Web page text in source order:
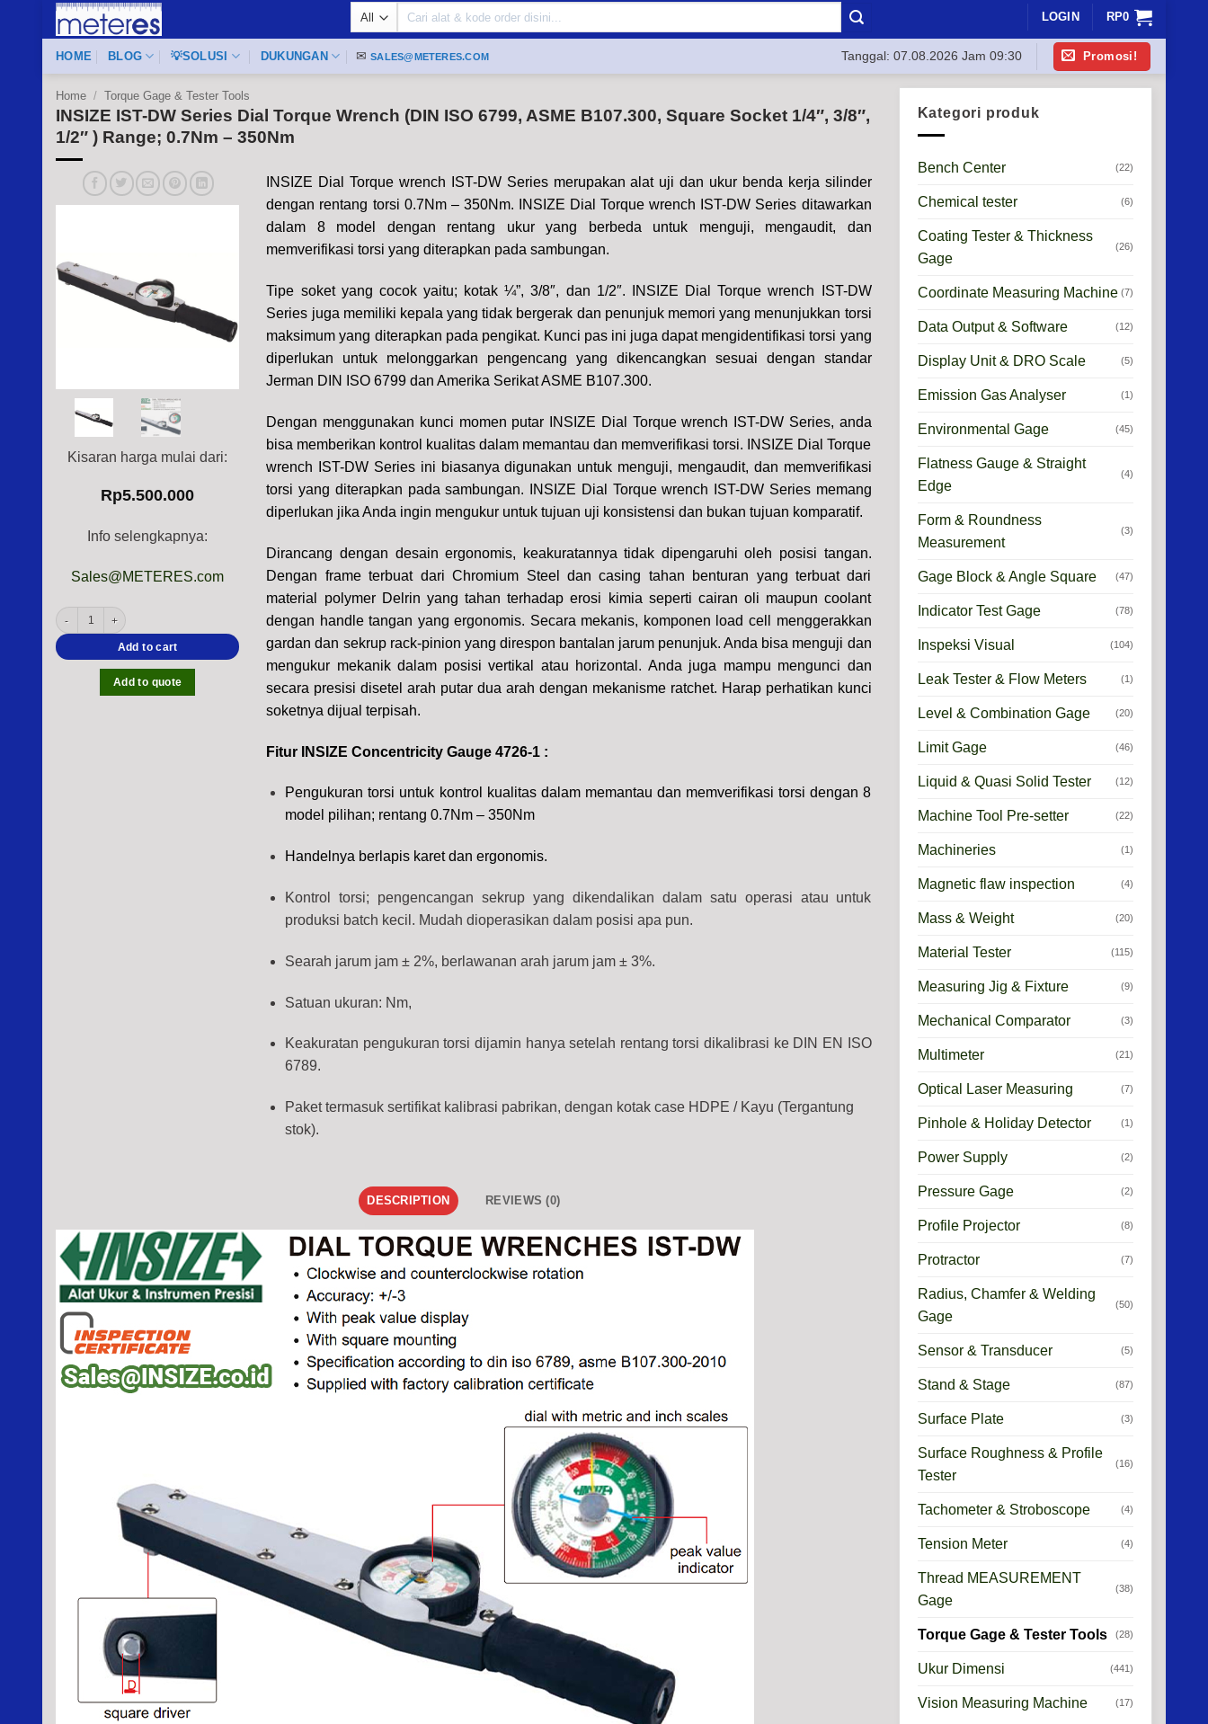
Skip
content
LOGIN RP0
HOME BLOG 💡SOLUSI DUKUNGAN ✉SALES@METERES.COM Tanggal: 07.08.2026 Jam 09:30 Promosi!
Home / Torque Gage & Tester Tools
INSIZE IST-DW Series Dial Torque Wrench (DIN ISO 6799, ASME B107.300, Square Socket 1/4″, 3/8″,
1/2″ ) Range; 0.7Nm – 350Nm
Kisaran harga mulai dari:
Rp5.500.000
Info selengkapnya:
Sales@METERES.com
INSIZE IST-DW Series Dial Torque Wrench (DIN ISO 6799, ASME B107.300, Square Socket 1/4", 3/8", 1/2" ) Range; 0.7Nm - 350Nm quantity
Add to cart
Add to quote
INSIZE Dial Torque wrench IST-DW Series merupakan alat uji dan ukur benda kerja silinder
dengan rentang torsi 0.7Nm – 350Nm. INSIZE Dial Torque wrench IST-DW Series ditawarkan
dalam 8 model dengan rentang ukur yang berbeda untuk menguji, mengaudit, dan
memverifikasi torsi yang diterapkan pada sambungan.
Tipe soket yang cocok yaitu; kotak ¼”, 3/8″, dan 1/2″. INSIZE Dial Torque wrench IST-DW
Series juga memiliki kepala yang tidak bergerak dan penunjuk memori yang menunjukkan torsi
maksimum yang diterapkan pada pengikat. Kunci pas ini juga dapat mengidentifikasi torsi yang
diperlukan untuk melonggarkan pengencang yang dikencangkan sesuai dengan standar
Jerman DIN ISO 6799 dan Amerika Serikat ASME B107.300.
Dengan menggunakan kunci momen putar INSIZE Dial Torque wrench IST-DW Series, anda
bisa memberikan kontrol kualitas dalam memantau dan memverifikasi torsi. INSIZE Dial Torque
wrench IST-DW Series ini biasanya digunakan untuk menguji, mengaudit, dan memverifikasi
torsi yang diterapkan pada sambungan. INSIZE Dial Torque wrench IST-DW Series memang
diperlukan jika Anda ingin mengukur untuk tujuan uji konsistensi dan bukan tujuan komparatif.
Dirancang dengan desain ergonomis, keakuratannya tidak dipengaruhi oleh posisi tangan.
Dengan frame terbuat dari Chromium Steel dan casing tahan benturan yang terbuat dari
material polymer Delrin yang tahan terhadap erosi kimia seperti cairan oli maupun coolant
dengan handle tangan yang ergonomis. Secara mekanis, komponen load cell menggerakkan
gardan dan sekrup rack-pinion yang direspon bantalan jarum penunjuk. Anda bisa menguji dan
mengukur mekanik dalam posisi vertikal atau horizontal. Anda juga mampu mengunci dan
secara presisi disetel arah putar dua arah dengan mekanisme ratchet. Harap perhatikan kunci
soketnya dijual terpisah.
Fitur INSIZE Concentricity Gauge 4726-1 :
Pengukuran torsi untuk kontrol kualitas dalam memantau dan memverifikasi torsi dengan 8
model pilihan; rentang 0.7Nm – 350Nm
Handelnya berlapis karet dan ergonomis.
Kontrol torsi; pengencangan sekrup yang dikendalikan dalam satu operasi atau untuk
produksi batch kecil. Mudah dioperasikan dalam posisi apa pun.
Searah jarum jam ± 2%, berlawanan arah jarum jam ± 3%.
Satuan ukuran: Nm,
Keakuratan pengukuran torsi dijamin hanya setelah rentang torsi dikalibrasi ke DIN EN ISO
6789.
Paket termasuk sertifikat kalibrasi pabrikan, dengan kotak case HDPE / Kayu (Tergantung
stok).
DESCRIPTION REVIEWS (0)
Kategori produk
Bench Center (22)
Chemical tester (6)
Coating Tester & Thickness
Gage
(26)
Coordinate Measuring Machine (7)
Data Output & Software (12)
Display Unit & DRO Scale (5)
Emission Gas Analyser (1)
Environmental Gage (45)
Flatness Gauge & Straight
Edge
(4)
Form & Roundness
Measurement
(3)
Gage Block & Angle Square (47)
Indicator Test Gage (78)
Inspeksi Visual (104)
Leak Tester & Flow Meters (1)
Level & Combination Gage (20)
Limit Gage (46)
Liquid & Quasi Solid Tester (12)
Machine Tool Pre-setter (22)
Machineries (1)
Magnetic flaw inspection (4)
Mass & Weight (20)
Material Tester (115)
Measuring Jig & Fixture (9)
Mechanical Comparator (3)
Multimeter (21)
Optical Laser Measuring (7)
Pinhole & Holiday Detector (1)
Power Supply (2)
Pressure Gage (2)
Profile Projector (8)
Protractor (7)
Radius, Chamfer & Welding
Gage
(50)
Sensor & Transducer (5)
Stand & Stage (87)
Surface Plate (3)
Surface Roughness & Profile
Tester
(16)
Tachometer & Stroboscope (4)
Tension Meter (4)
Thread MEASUREMENT
Gage
(38)
Torque Gage & Tester Tools (28)
Ukur Dimensi (441)
Vision Measuring Machine (17)